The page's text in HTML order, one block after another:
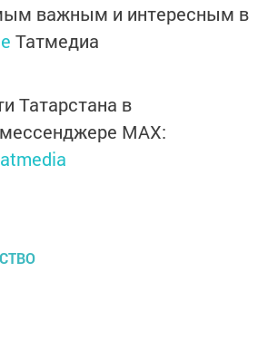
важным и интересным в
Татмедиа
Татарстана в
MАХ: